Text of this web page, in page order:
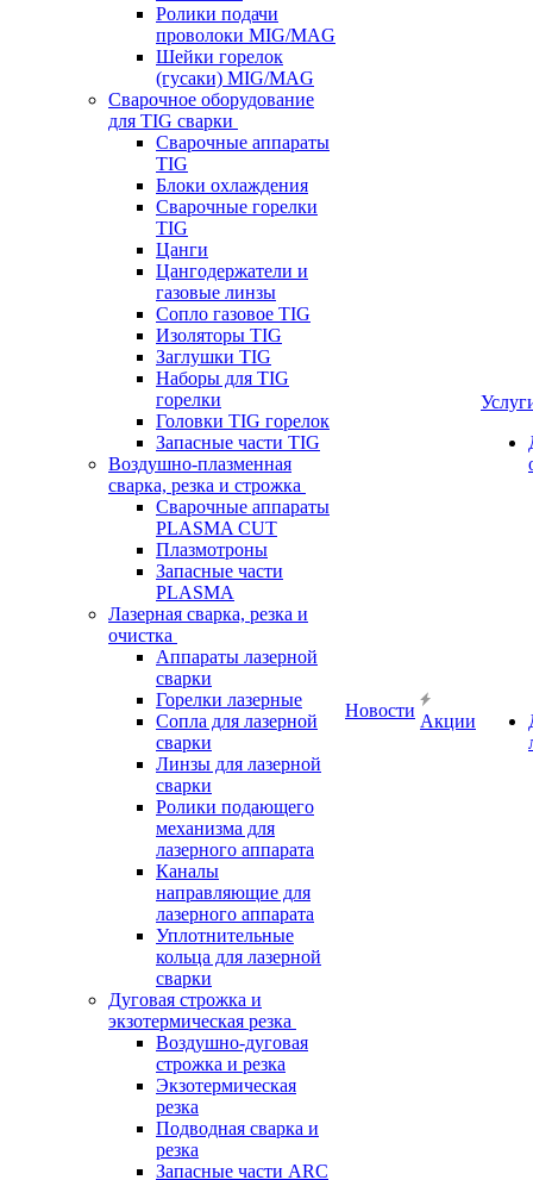
Ролики подачи
проволоки MIG/MAG
Шейки горелок
(гусаки) MIG/MAG
Сварочное оборудование
для TIG сварки
Сварочные аппараты
TIG
Блоки охлаждения
Сварочные горелки
TIG
Цанги
Цангодержатели и
газовые линзы
Сопло газовое TIG
Изоляторы TIG
Заглушки TIG
Наборы для TIG
горелки
Головки TIG горелок
Запасные части TIG
Воздушно-плазменная
сварка, резка и строжка
Сварочные аппараты
PLASMA CUT
Плазмотроны
Запасные части
PLASMA
Лазерная сварка, резка и
очистка
Аппараты лазерной
сварки
Горелки лазерные
Сопла для лазерной
сварки
Линзы для лазерной
сварки
Ролики подающего
механизма для
лазерного аппарата
Каналы
направляющие для
лазерного аппарата
Уплотнительные
кольца для лазерной
сварки
Дуговая строжка и
экзотермическая резка
Воздушно-дуговая
строжка и резка
Экзотермическая
резка
Подводная сварка и
резка
Запасные части ARC
Новости
Акции